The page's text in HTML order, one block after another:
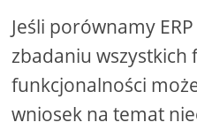
Jeśli porównamy
zbadaniu wszystkich
funkcjonalności
wniosek na temat